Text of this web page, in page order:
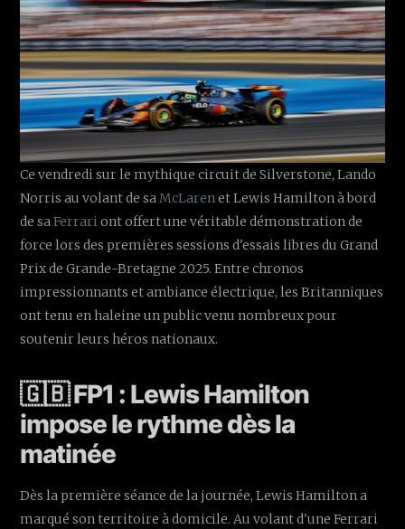
Ce vendredi sur le mythique circuit de Silverstone, Lando
Norris au volant de saMcLarenet Lewis Hamilton à bord
de saFerrari ont offert une véritable démonstration de
force lors des premières sessions d'essais libres du Grand
Prix de Grande-Bretagne 2025. Entre chronos
impressionnants et ambiance électrique, les Britanniques
ont tenu en haleine un public venu nombreux pour
soutenir leurs héros nationaux.
🇬🇧 FP1 : Lewis Hamilton
impose le rythme dès la
matinée
Dès la première séance de la journée, Lewis Hamilton a
marqué son territoire à domicile. Au volant d'une Ferrari